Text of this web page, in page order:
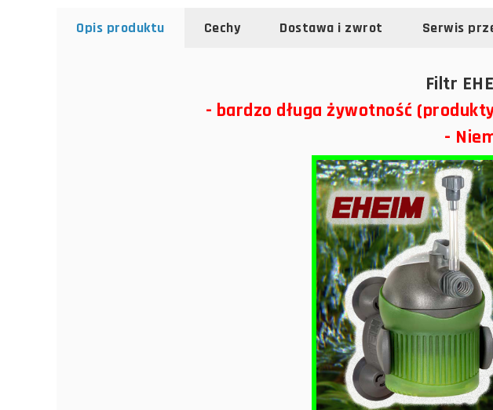
Opis produktu Cechy Dostawa i zwrot Serwis
Filtr
- bardzo długa żywotność
-